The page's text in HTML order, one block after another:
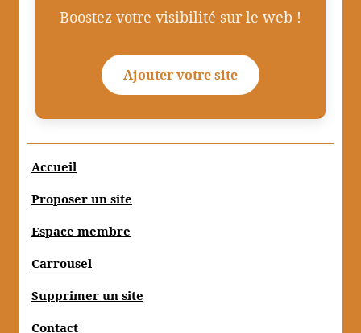
Boostez votre visibilité sur le web !
Ajouter votre site
Accueil
Proposer un site
Espace membre
Carrousel
Supprimer un site
Contact